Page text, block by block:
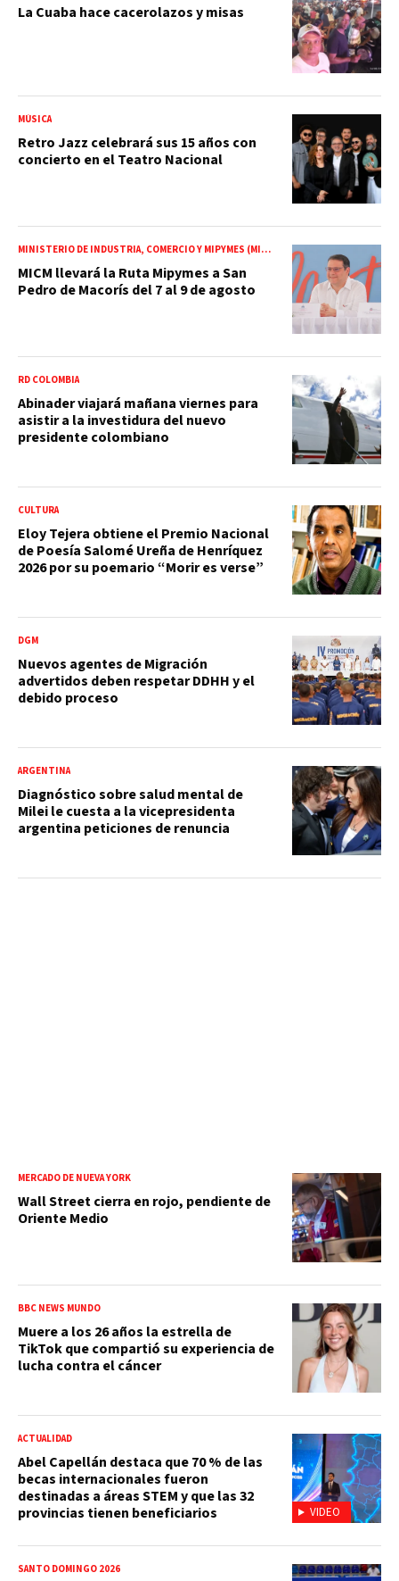
La Cuaba hace cacerolazos y misas
MÚSICA
Retro Jazz celebrará sus 15 años con
concierto en el Teatro Nacional
MINISTERIO DE INDUSTRIA, COMERCIO Y MIPYMES (MICM)
MICM llevará la Ruta Mipymes a San
Pedro de Macorís del 7 al 9 de agosto
RD COLOMBIA
Abinader viajará mañana viernes para
asistir a la investidura del nuevo
presidente colombiano
CULTURA
Eloy Tejera obtiene el Premio Nacional
de Poesía Salomé Ureña de Henríquez
2026 por su poemario “Morir es verse”
DGM
Nuevos agentes de Migración
advertidos deben respetar DDHH y el
debido proceso
ARGENTINA
Diagnóstico sobre salud mental de
Milei le cuesta a la vicepresidenta
argentina peticiones de renuncia
MERCADO DE NUEVA YORK
Wall Street cierra en rojo, pendiente de
Oriente Medio
BBC NEWS MUNDO
Muere a los 26 años la estrella de
TikTok que compartió su experiencia de
lucha contra el cáncer
VIDEO
ACTUALIDAD
Abel Capellán destaca que 70 % de las
becas internacionales fueron
destinadas a áreas STEM y que las 32
provincias tienen beneficiarios
SANTO DOMINGO 2026